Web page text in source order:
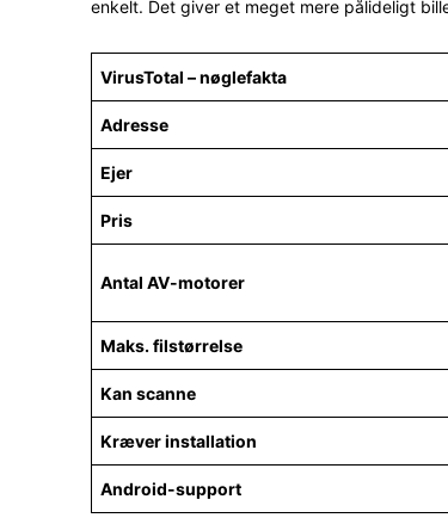
enkelt. Det giver et meget mere pålideligt
VirusTotal – nøglefakta
Adresse
Ejer
Pris
Antal AV-motorer
Maks. filstørrelse
Kan scanne
Kræver installation
Android-support